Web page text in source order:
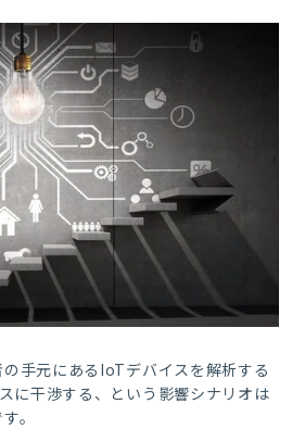
手元にある IoTデバイスを解析する
に干渉する、という影響シナリオは
。